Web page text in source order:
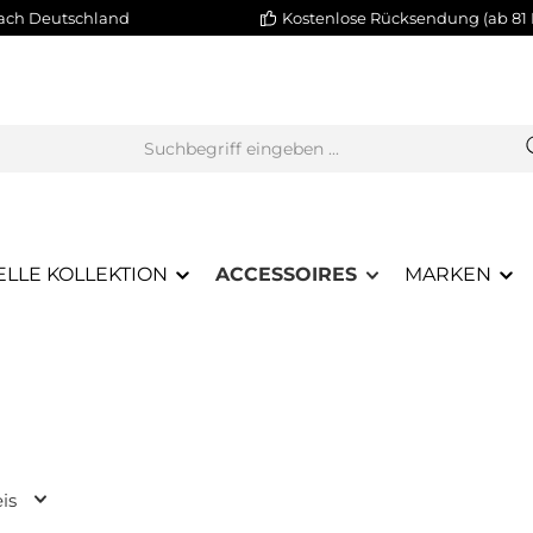
Deutschland Kostenlose Rücksendung (ab
KOLLEKTION ACCESSOIRES MARKEN